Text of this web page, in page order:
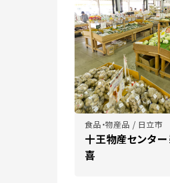
食品・物産品 / 日立市
十王物産センタ
喜